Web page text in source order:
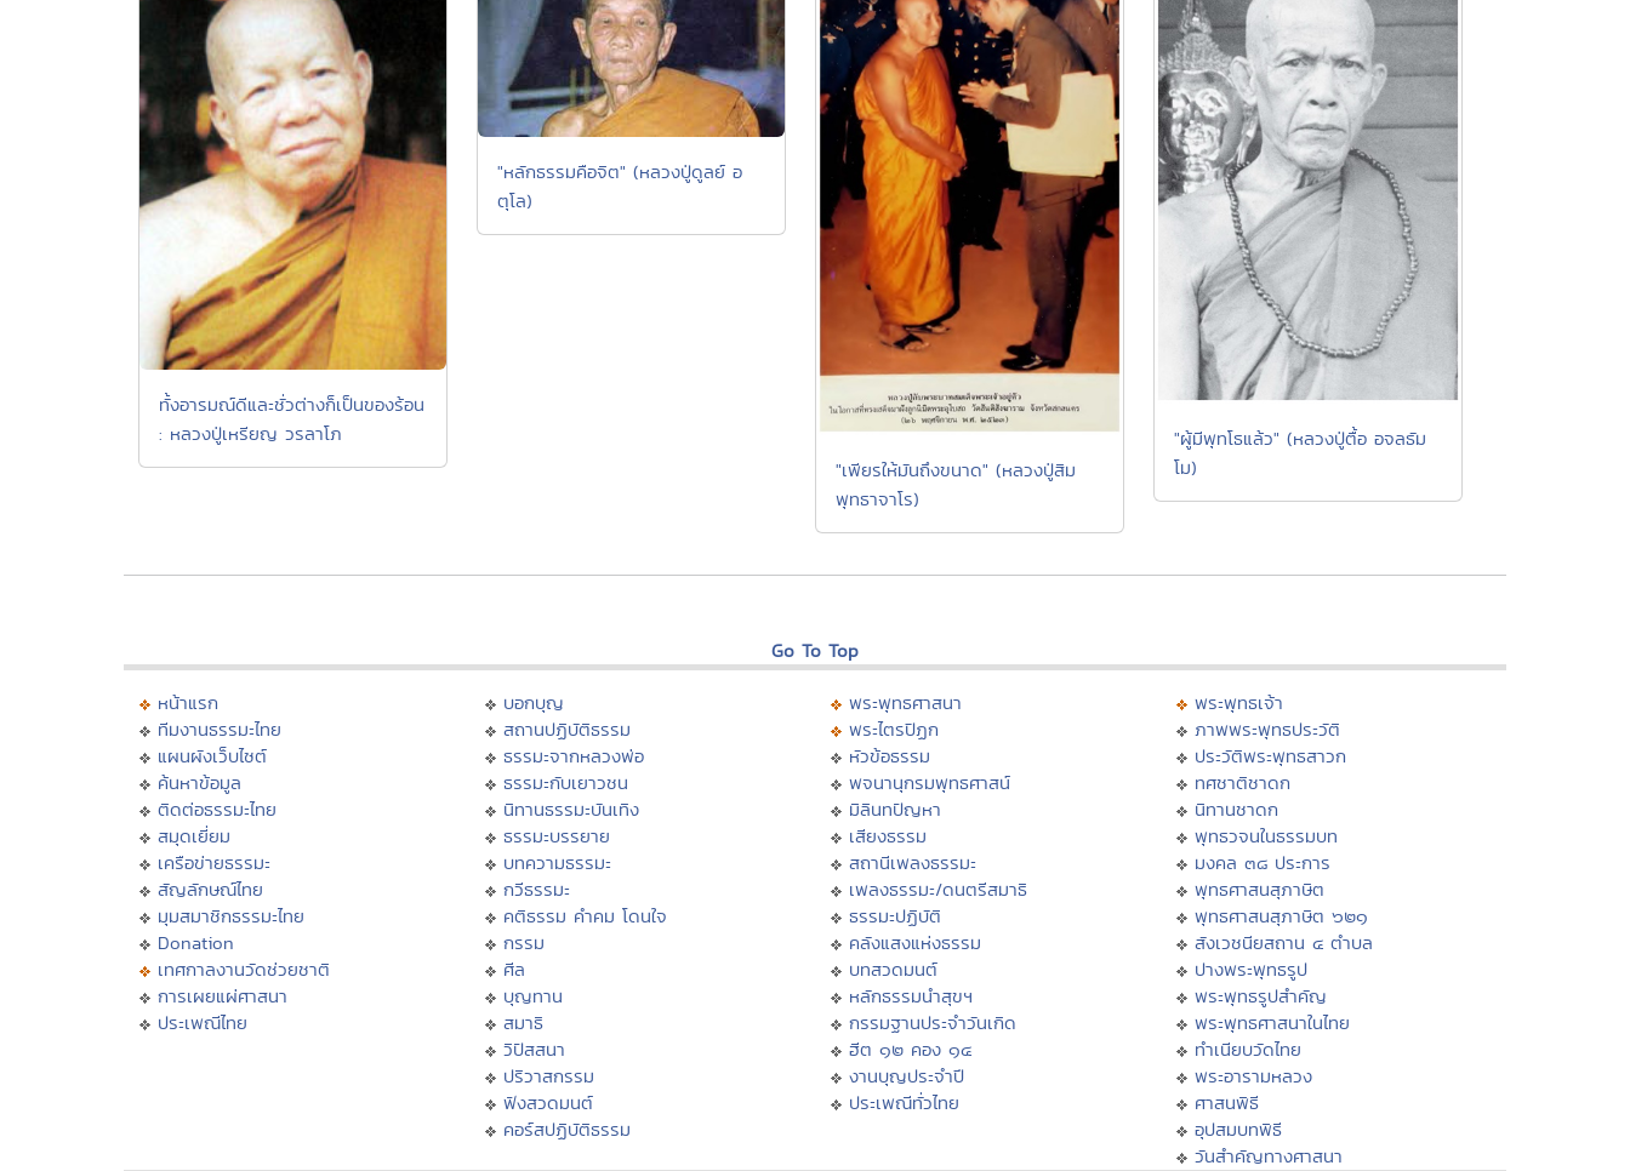
ทั้งอารมณ์ดีและชั่วต่างก็เป็นของร้อน
: หลวงปู่เหรียญ วรลาโภ
"หลักธรรมคือจิต" (หลวงปู่ดูลย์ อ
ตุโล)
"เพียรให้มันถึงขนาด" (หลวงปู่สิม
พุทธาจาโร)
"ผู้มีพุทโธแล้ว" (หลวงปู่ตื้อ อจลธัม
โม)
Go To Top
หน้าแรก
ทีมงานธรรมะไทย
แผนผังเว็บไซต์
ค้นหาข้อมูล
ติดต่อธรรมะไทย
สมุดเยี่ยม
เครือข่ายธรรมะ
สัญลักษณ์ไทย
มุมสมาชิกธรรมะไทย
Donation
เทศกาลงานวัดช่วยชาติ
การเผยแผ่ศาสนา
ประเพณีไทย
บอกบุญ
สถานปฏิบัติธรรม
ธรรมะจากหลวงพ่อ
ธรรมะกับเยาวชน
นิทานธรรมะบันเทิง
ธรรมะบรรยาย
บทความธรรมะ
กวีธรรมะ
คติธรรม คำคม โดนใจ
กรรม
ศีล
บุญทาน
สมาธิ
วิปัสสนา
ปริวาสกรรม
ฟังสวดมนต์
คอร์สปฏิบัติธรรม
พระพุทธศาสนา
พระไตรปิฏก
หัวข้อธรรม
พจนานุกรมพุทธศาสน์
มิลินทปัญหา
เสียงธรรม
สถานีเพลงธรรมะ
เพลงธรรมะ/ดนตรีสมาธิ
ธรรมะปฏิบัติ
คลังแสงแห่งธรรม
บทสวดมนต์
หลักธรรมนำสุขฯ
กรรมฐานประจำวันเกิด
ฮีต ๑๒ คอง ๑๔
งานบุญประจำปี
ประเพณีทั่วไทย
พระพุทธเจ้า
ภาพพระพุทธประวัติ
ประวัติพระพุทธสาวก
ทศชาติชาดก
นิทานชาดก
พุทธวจนในธรรมบท
มงคล ๓๘ ประการ
พุทธศาสนสุภาษิต
พุทธศาสนสุภาษิต ๖๒๑
สังเวชนียสถาน ๔ ตำบล
ปางพระพุทธรูป
พระพุทธรูปสำคัญ
พระพุทธศาสนาในไทย
ทำเนียบวัดไทย
พระอารามหลวง
ศาสนพิธี
อุปสมบทพิธี
วันสำคัญทางศาสนา